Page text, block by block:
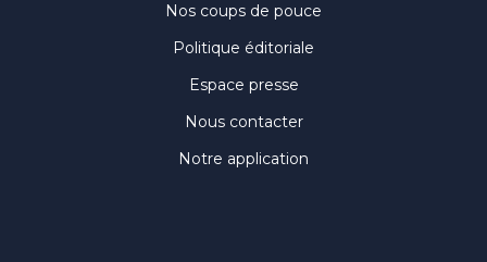
Nos coups de pouce
Politique éditoriale
Espace presse
Nous contacter
Notre application